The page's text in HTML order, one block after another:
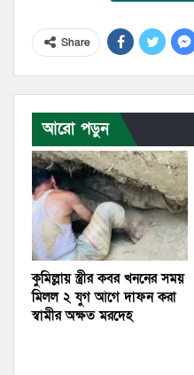
Share
আরো পড়ুন
কুমিল্লায় স্ত্রীর কবর খননের সময়
মিলল ২ যুগ আগে দাফন করা
স্বামীর অক্ষত মরদেহ